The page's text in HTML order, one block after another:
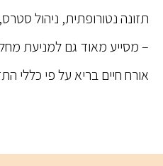
תזונה נטורופתית, ניהול
– מסייע מאוד גם למניעת
אורח חיים בריא על פי כללי